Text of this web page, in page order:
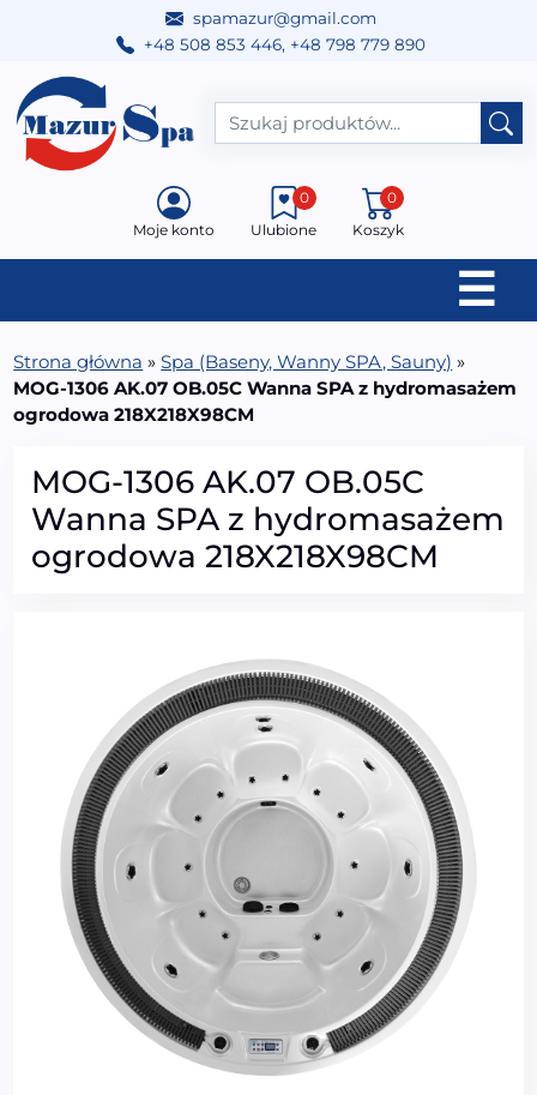
spamazur@gmail.com
+48 508 853 446, +48 798 779 890
Przejdź do treści
Main Navigation
Moje konto Ulubione
0
Koszyk
0
☰
Strona główna »Spa (Baseny, Wanny SPA, Sauny) »
MOG-1306 AK.07 OB.05C Wanna SPA z hydromasażem
ogrodowa 218X218X98CM
MOG-1306 AK.07 OB.05C
Wanna SPA z hydromasażem
ogrodowa 218X218X98CM